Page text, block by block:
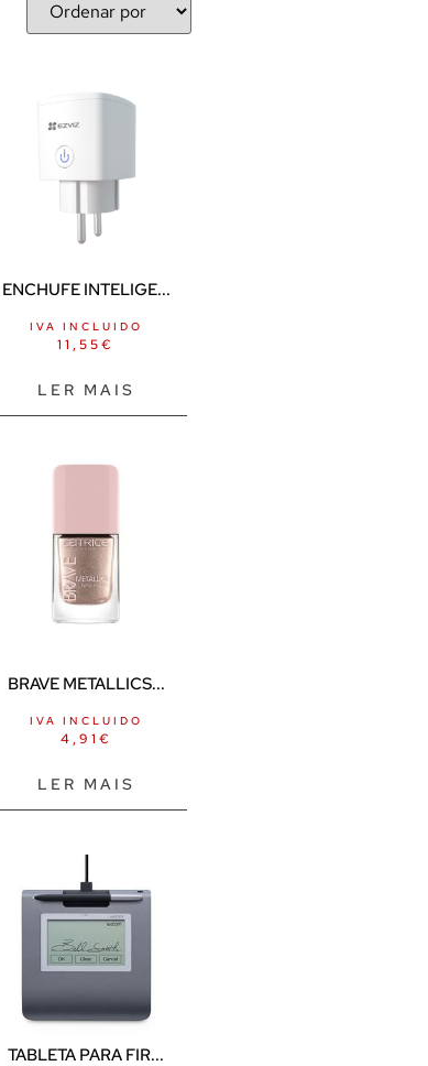
ENCHUFE INTELIGE...
11,55€
IVA INCLUIDO
LER MAIS
BRAVE METALLICS...
4,91 €
IVA INCLUIDO
LER MAIS
TABLETA PARA FIR...